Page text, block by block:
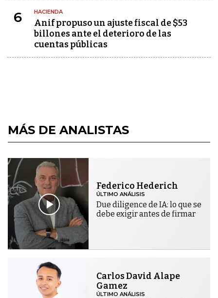
6 HACIENDA
Anif propuso un ajuste fiscal de $53
billones ante el deterioro de las
cuentas públicas
MÁS DE ANALISTAS
Federico Hederich
ÚLTIMO ANÁLISIS
Due diligence de IA: lo que se
debe exigir antes de firmar
Carlos David Alape
Gamez
ÚLTIMO ANÁLISIS